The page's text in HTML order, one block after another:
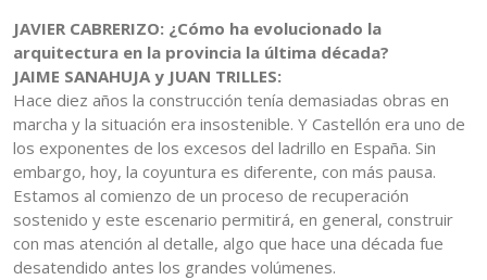
JAVIER CABRERIZO: ¿Cómo ha evolucionado la
arquitectura en la provincia la última década?
JAIME SANAHUJA y JUAN TRILLES:
Hace diez años la construcción tenía demasiadas obras en
marcha y la situación era insostenible. Y Castellón era uno de
los exponentes de los excesos del ladrillo en España. Sin
embargo, hoy, la coyuntura es diferente, con más pausa.
Estamos al comienzo de un proceso de recuperación
sostenido y este escenario permitirá, en general, construir
con mas atención al detalle, algo que hace una década fue
desatendido antes los grandes volúmenes.